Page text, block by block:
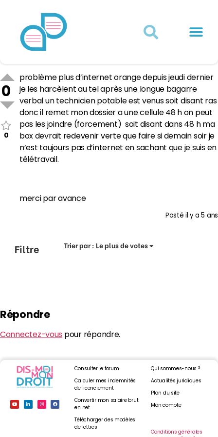
0
0
problème plus d’internet orange depuis jeudi dernier
je les harcèlent au tel après une longue bagarre
verbal un technicien potable est venus soit disant ras
donc il remet mon dossier a une cellule 48 h on peut
pas les joindre (forcement) soit disant dans 48 h ma
box devrait redevenir verte que faire si demain soir je
n’est toujours pas d’internet en sachant que je suis en
télétravail.
merci par avance
Postéil y a 5 ans
Filtre Trier par :Le plus de votes
Répondre
Connectez-vous pour répondre.
Consulter le forum
Calculer mes indemnités
de licenciement
Convertir mon salaire brut
en net
Télécharger des modèles
de lettres
Qui sommes-nous ?
Actualités juridiques
Plan du site
Mon compte
Conditions générales